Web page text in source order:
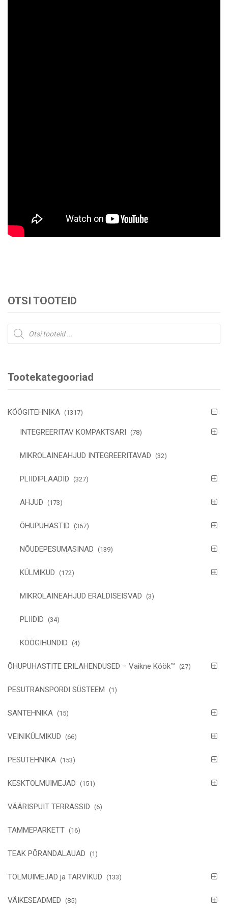
OTSI TOOTEID
Products
search
Tootekategooriad
KÖÖGITEHNIKA (1317)
INTEGREERITAV KOMPAKTSARI (78)
MIKROLAINEAHJUD INTEGREERITAVAD (32)
PLIIDIPLAADID (327)
AHJUD (173)
ÕHUPUHASTID (367)
NÕUDEPESUMASINAD (139)
KÜLMIKUD (172)
MIKROLAINEAHJUD ERALDISEISVAD (3)
PLIIDID (34)
KÖÖGIHUNDID (4)
ÕHUPUHASTITE ERILAHENDUSED – Vaikne Köök™ (27)
PESUTRANSPORDI SÜSTEEM (1)
SANTEHNIKA (15)
VEINIKÜLMIKUD (66)
PESUTEHNIKA (153)
KESKTOLMUIMEJAD (151)
VÄÄRISPUIT TERRASSID (6)
TAMMEPARKETT (16)
TEAK PÕRANDALAUAD (1)
TOLMUIMEJAD ja TARVIKUD (133)
VÄIKESEADMED (85)